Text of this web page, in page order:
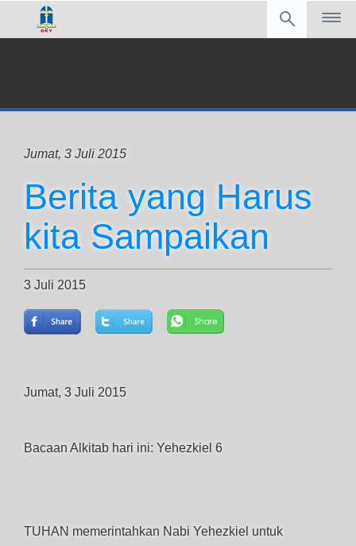
Jumat, 3 Juli 2015
Berita yang Harus
kita Sampaikan
3 Juli 2015
Jumat, 3 Juli 2015
Bacaan Alkitab hari ini: Yehezkiel 6
TUHAN memerintahkan Nabi Yehezkiel untuk